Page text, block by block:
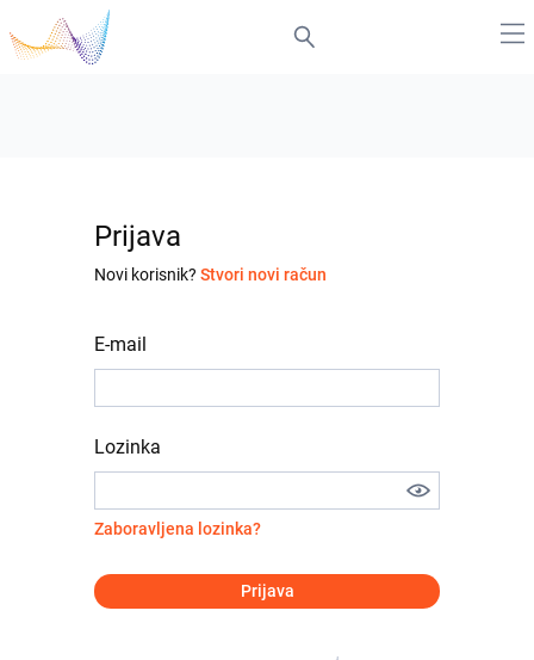
Prijava
Novi korisnik? Stvori novi račun
E-mail
Lozinka
Zaboravljena lozinka?
Prijava